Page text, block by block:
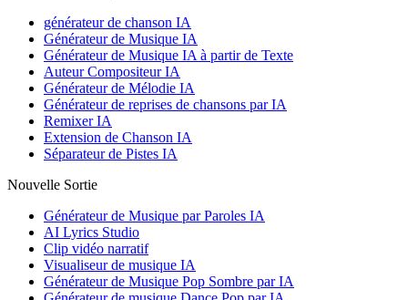
générateur de chanson IA
Générateur de Musique IA
Générateur de Musique IA à partir de Texte
Auteur Compositeur IA
Générateur de Mélodie IA
Générateur de reprises de chansons par IA
Remixer IA
Extension de Chanson IA
Séparateur de Pistes IA
Nouvelle Sortie
Générateur de Musique par Paroles IA
AI Lyrics Studio
Clip vidéo narratif
Visualiseur de musique IA
Générateur de Musique Pop Sombre par IA